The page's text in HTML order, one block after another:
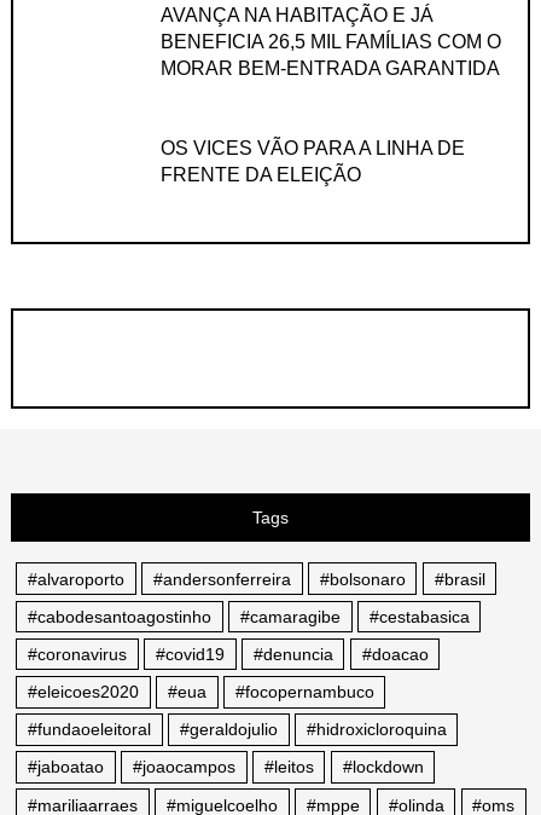
AVANÇA NA HABITAÇÃO E JÁ
BENEFICIA 26,5 MIL FAMÍLIAS COM O
MORAR BEM-ENTRADA GARANTIDA
OS VICES VÃO PARA A LINHA DE
FRENTE DA ELEIÇÃO
Tags
#alvaroporto #andersonferreira #bolsonaro
#brasil
#cabodesantoagostinho
#camaragibe
#cestabasica
#coronavirus
#covid19 #denuncia
#doacao
#eleicoes2020
#eua
#focopernambuco
#fundaoeleitoral
#geraldojulio
#hidroxicloroquina
#jaboatao
#joaocampos #leitos
#lockdown
#mariliaarraes
#miguelcoelho #mppe #olinda
#oms